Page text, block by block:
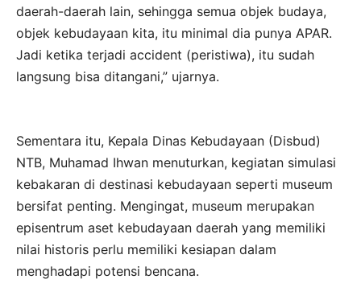
daerah-daerah lain, sehingga semua objek budaya,
objek kebudayaan kita, itu minimal dia punya APAR.
Jadi ketika terjadi accident (peristiwa), itu sudah
langsung bisa ditangani,” ujarnya.
Sementara itu, Kepala Dinas Kebudayaan (Disbud)
NTB, Muhamad Ihwan menuturkan, kegiatan simulasi
kebakaran di destinasi kebudayaan seperti museum
bersifat penting. Mengingat, museum merupakan
episentrum aset kebudayaan daerah yang memiliki
nilai historis perlu memiliki kesiapan dalam
menghadapi potensi bencana.